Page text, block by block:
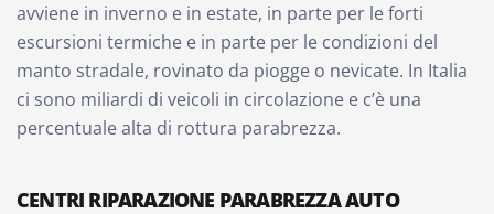
avviene in inverno e in estate, in parte per le forti
escursioni termiche e in parte per le condizioni del
manto stradale, rovinato da piogge o nevicate. In Italia
ci sono miliardi di veicoli in circolazione e c’è una
percentuale alta di rottura parabrezza.
CENTRI RIPARAZIONE PARABREZZA AUTO